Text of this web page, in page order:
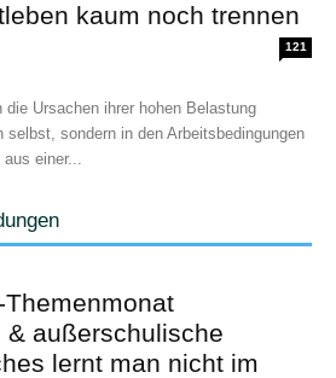
kaum noch trennen
121
die Ursachen ihrer hohen Belastung
selbst, sondern in den Arbeitsbedingungen
einer...
& außerschulische
lernt man nicht im